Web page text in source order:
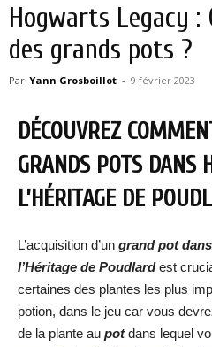
Hogwarts Legacy
des grands pots ?
Par Yann Grosboillot - 9 février 2023
DÉCOUVREZ
GRANDS POTS DANS
L’HÉRITAGE DE
L’acquisition d’un grand pot
l’Héritage de Poudlardest
certaines des plantes les plus
potion, dans le jeu car vous
de la plante au potdans lequel